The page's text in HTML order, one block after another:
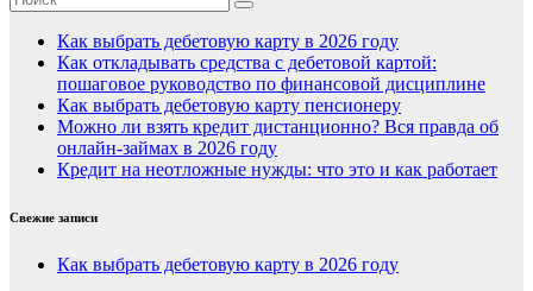
Как выбрать дебетовую карту в 2026 году
Как откладывать средства с дебетовой картой:
пошаговое руководство по финансовой дисциплине
Как выбрать дебетовую карту пенсионеру
Можно ли взять кредит дистанционно? Вся правда об
онлайн-займах в 2026 году
Кредит на неотложные нужды: что это и как работает
Свежие записи
Как выбрать дебетовую карту в 2026 году